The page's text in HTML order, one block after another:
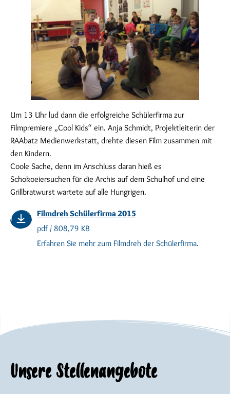
Um 13 Uhr lud dann die erfolgreiche Schülerfirma zur
Filmpremiere „Cool Kids“ ein. Anja Schmidt, Projektleiterin der
RAAbatz Medienwerkstatt, drehte diesen Film zusammen mit
den Kindern.
Coole Sache, denn im Anschluss daran hieß es
Schokoeiersuchen für die Archis auf dem Schulhof und eine
Grillbratwurst wartete auf alle Hungrigen.
Filmdreh Schülerfirma 2015
pdf / 808,79 KB
Erfahren Sie mehr zum Filmdreh der Schülerfirma.
Unsere Stellenangebote